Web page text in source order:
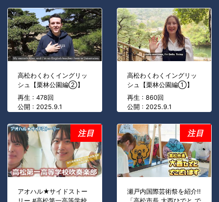
高松わくわくイングリッ
シュ【栗林公園編②】
再生 : 478回
公開 : 2025.9.1
高松わくわくイングリッ
シュ【栗林公園編①】
再生 : 860回
公開 : 2025.9.1
アオハル★サイドストー
注目
瀬戸内国際芸術祭を紹介!!
注目